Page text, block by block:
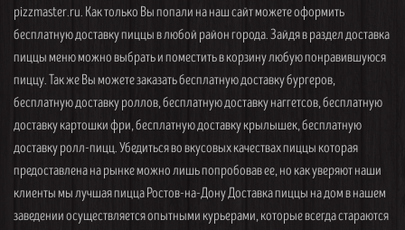
pizzmaster.ru. Как только Вы попали на наш сайт можете оформить
бесплатную доставку пиццы в любой район города. Зайдя в раздел доставка
пиццы меню можно выбрать и поместить в корзину любую понравившуюся
пиццу. Так же Вы можете заказать бесплатную доставку бургеров,
бесплатную доставку роллов, бесплатную доставку наггетсов, бесплатную
доставку картошки фри, бесплатную доставку крылышек, бесплатную
доставку ролл-пицц. Убедиться во вкусовых качествах пиццы которая
предоставлена на рынке можно лишь попробовав ее, но как уверяют наши
клиенты мы лучшая пицца Ростов-на-Дону Доставка пиццы на дом в нашем
заведении осуществляется опытными курьерами, которые всегда стараются